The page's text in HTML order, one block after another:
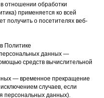
отношении обработки
применяется ко всей
получить о посетителях веб-
Политике
данных —
средств вычислительной
— временное прекращение
случаев, если
персональных данных).